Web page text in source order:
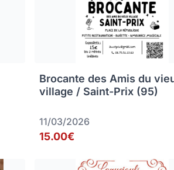
Brocante des Amis du
village / Saint-Prix (95)
11/03/2026
15.00€